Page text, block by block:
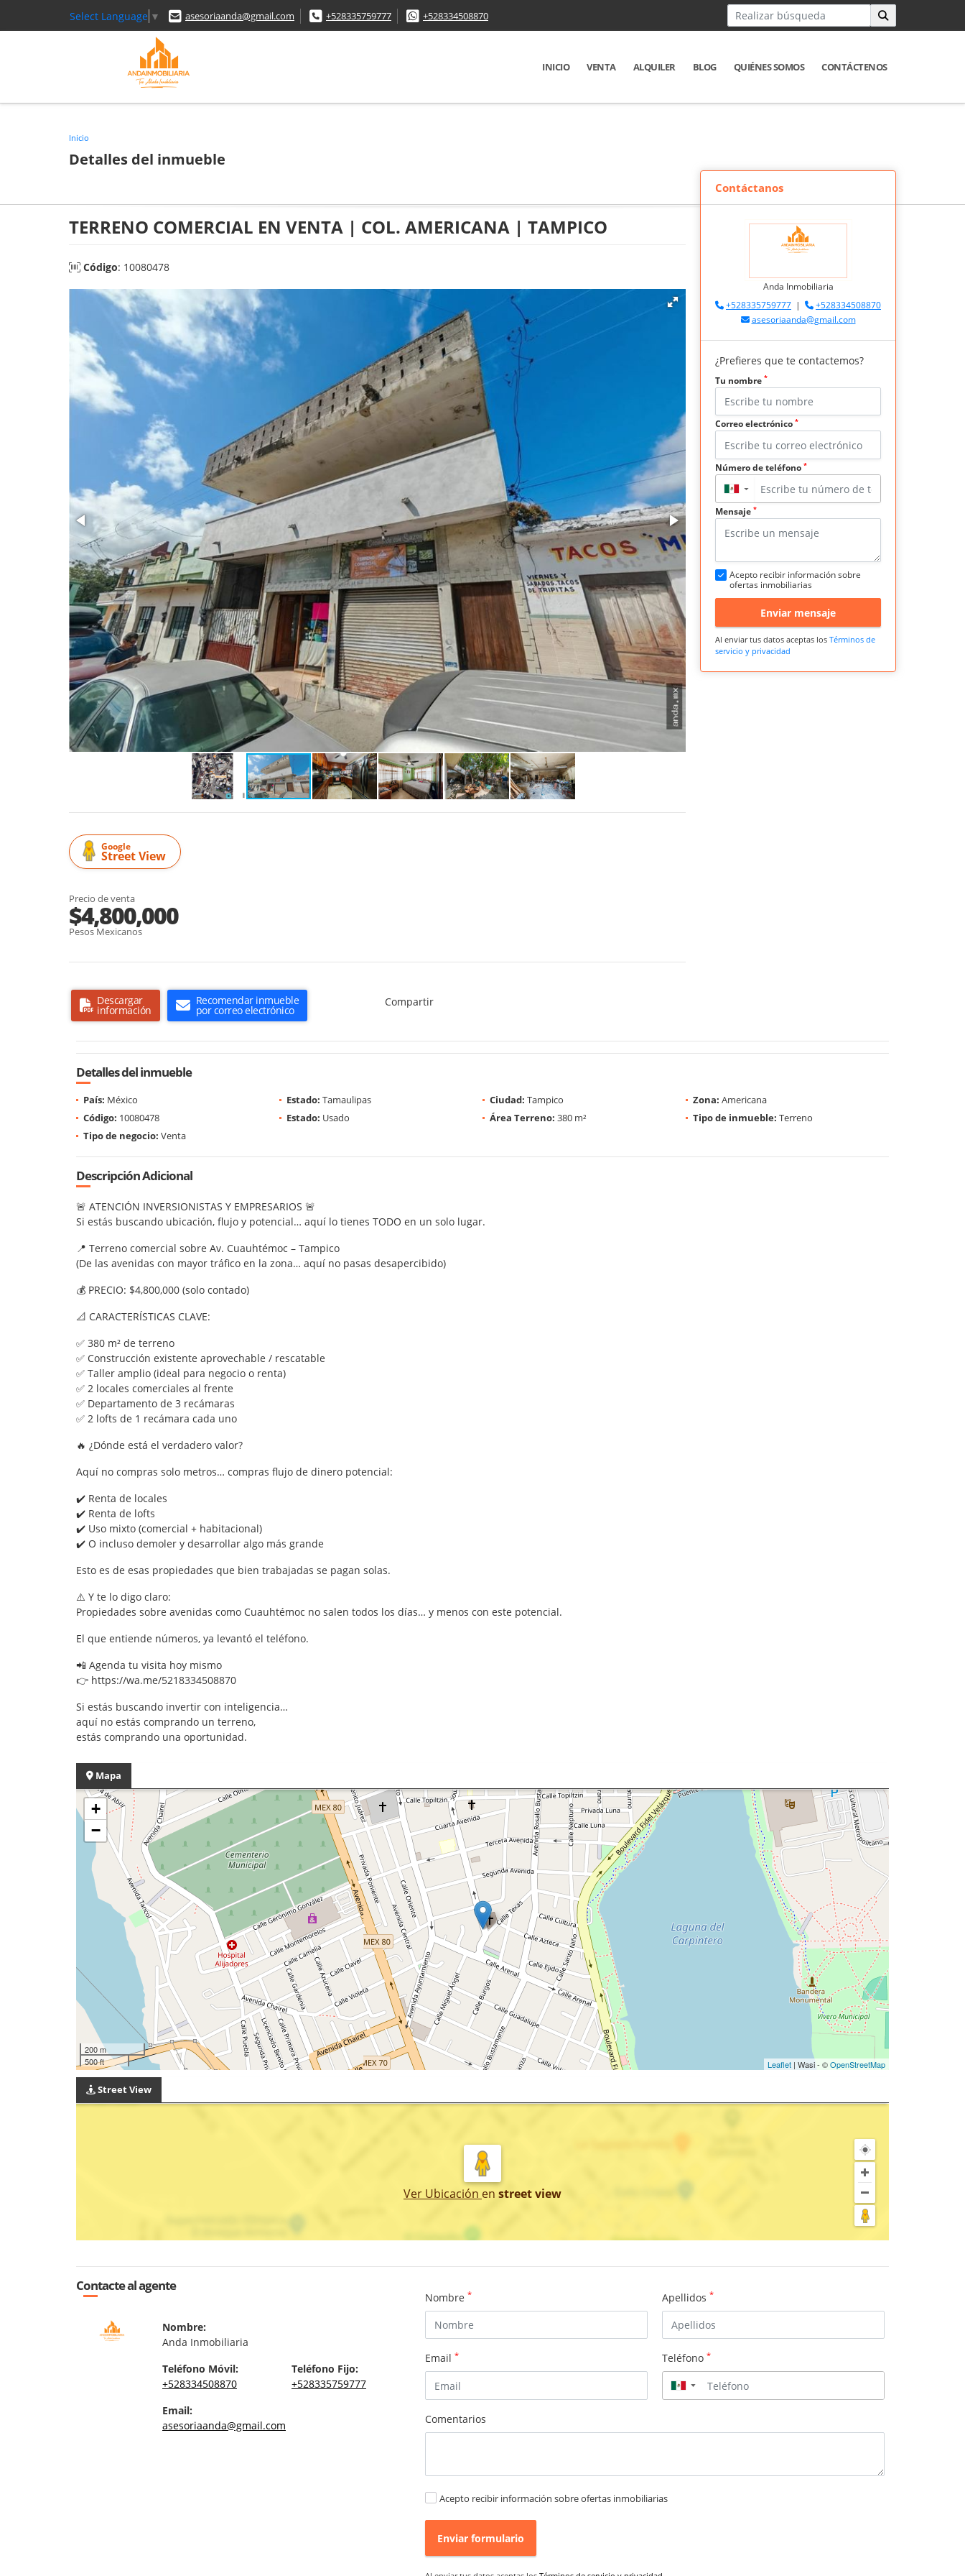
Select Language ▼ asesoriaanda@gmail.com +528335759777 +528334508870
INICIO VENTA ALQUILER BLOG QUIÉNES SOMOS CONTÁCTENOS
Inicio
Detalles del inmueble
TERRENO COMERCIAL EN VENTA | COL. AMERICANA | TAMPICO
Código: 10080478
Google
Street View
Precio de venta
$4,800,000
Pesos Mexicanos
Descargar
información
Recomendar inmueble
por correo electrónico
Compartir
Contáctanos
Anda Inmobiliaria
+528335759777 |
+528334508870
asesoriaanda@gmail.com
¿Prefieres que te contactemos?
Tu nombre *
Correo electrónico *
Número de teléfono *
▼
Mensaje *
Acepto recibir información sobre
ofertas inmobiliarias
Enviar mensaje
Al enviar tus datos aceptas los Términos de
servicio y privacidad
Detalles del inmueble
País: México Estado: Tamaulipas Ciudad: Tampico Zona: Americana
Código: 10080478 Estado: Usado Área Terreno: 380 m² Tipo de inmueble: Terreno
Tipo de negocio: Venta
Descripción Adicional
🚨 ATENCIÓN INVERSIONISTAS Y EMPRESARIOS 🚨
Si estás buscando ubicación, flujo y potencial… aquí lo tienes TODO en un solo lugar.
📍 Terreno comercial sobre Av. Cuauhtémoc – Tampico
(De las avenidas con mayor tráfico en la zona… aquí no pasas desapercibido)
💰 PRECIO: $4,800,000 (solo contado)
📐 CARACTERÍSTICAS CLAVE:
✅ 380 m² de terreno
✅ Construcción existente aprovechable / rescatable
✅ Taller amplio (ideal para negocio o renta)
✅ 2 locales comerciales al frente
✅ Departamento de 3 recámaras
✅ 2 lofts de 1 recámara cada uno
🔥 ¿Dónde está el verdadero valor?
Aquí no compras solo metros… compras flujo de dinero potencial:
✔️ Renta de locales
✔️ Renta de lofts
✔️ Uso mixto (comercial + habitacional)
✔️ O incluso demoler y desarrollar algo más grande
Esto es de esas propiedades que bien trabajadas se pagan solas.
⚠️ Y te lo digo claro:
Propiedades sobre avenidas como Cuauhtémoc no salen todos los días… y menos con este potencial.
El que entiende números, ya levantó el teléfono.
📲 Agenda tu visita hoy mismo
👉 https://wa.me/5218334508870
Si estás buscando invertir con inteligencia…
aquí no estás comprando un terreno,
estás comprando una oportunidad.
Mapa
+
−
200 m
500 ft
Leaflet | Wasi - ©OpenStreetMap
Street View
Ver Ubicación en street view
Contacte al agente
Nombre:
Anda Inmobiliaria
Teléfono Móvil:
+528334508870
Teléfono Fijo:
+528335759777
Email:
asesoriaanda@gmail.com
Nombre * Apellidos *
Email * Teléfono *
▼
Comentarios
Acepto recibir información sobre ofertas inmobiliarias
Enviar formulario